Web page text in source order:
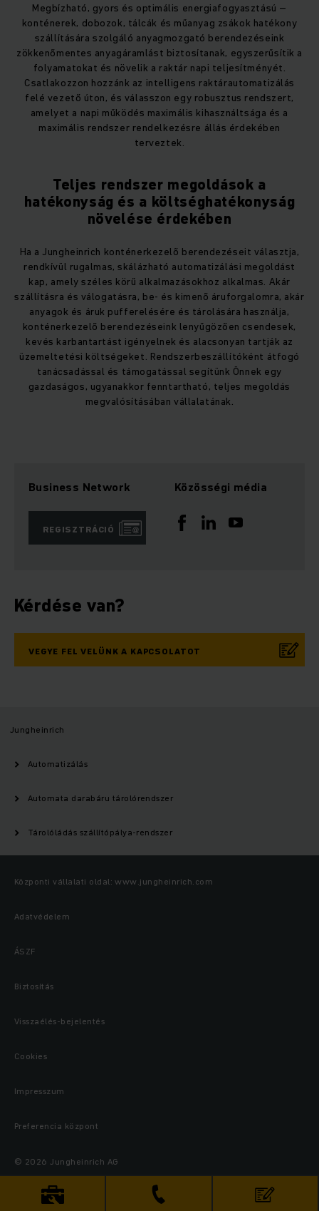
Megbízható, gyors és optimális energiafogyasztású –
konténerek, dobozok, tálcák és műanyag zsákok hatékony
szállítására szolgáló anyagmozgató berendezéseink
zökkenőmentes anyagáramlást biztosítanak, egyszerűsítik a
folyamatokat és növelik a raktár napi teljesítményét.
Csatlakozzon hozzánk az intelligens raktárautomatizálás
felé vezető úton, és válasszon egy robusztus rendszert,
amelyet a napi működés maximális kihasználtsága és a
maximális rendszer rendelkezésre állás érdekében
terveztek.
Teljes rendszer megoldások a
hatékonyság és a költséghatékonyság
növelése érdekében
Ha a Jungheinrich konténerkezelő berendezéseit választja,
rendkívül rugalmas, skálázható automatizálási megoldást
kap, amely széles körű alkalmazásokhoz alkalmas. Akár
szállításra és válogatásra, be- és kimenő áruforgalomra, akár
anyagok és áruk pufferelésére és tárolására használja,
konténerkezelő berendezéseink lenyűgözően csendesek,
kevés karbantartást igényelnek és alacsonyan tartják az
üzemeltetési költségeket. Rendszerbeszállítóként átfogó
tanácsadással és támogatással segítünk Önnek egy
gazdaságos, ugyanakkor fenntartható, teljes megoldás
megvalósításában vállalatának.
Business Network
REGISZTRÁCIÓ
Közösségi média
Kérdése van?
VEGYE FEL VELÜNK A KAPCSOLATOT
Jungheinrich
Automatizálás
Automata darabáru tárolórendszer
Tárolóládás szállítópálya-rendszer
Központi vállalati oldal: www.jungheinrich.com
Adatvédelem
ÁSZF
Biztosítás
Visszaélés-bejelentés
Cookies
Impresszum
Preferencia központ
© 2026 Jungheinrich AG